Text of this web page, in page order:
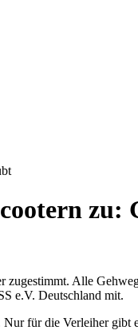
Alle
e.V. Deutschland mit.
für die Verleiher gibt